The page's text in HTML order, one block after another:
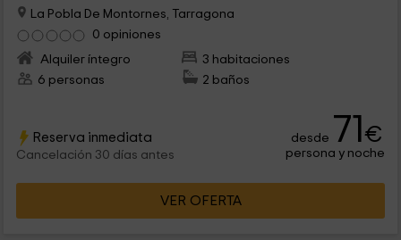
La Pobla De Montornes, Tarragona
0 opiniones
Alquiler íntegro
3 habitaciones
6 personas
2 baños
Reserva inmediata
Cancelación 30 días antes
desde 71€
persona y noche
VER OFERTA